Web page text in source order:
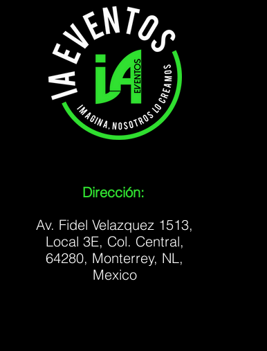
Dirección:
Av. Fidel Velazquez 1513,
Local 3E, Col. Central,
64280, Monterrey, NL,
Mexico